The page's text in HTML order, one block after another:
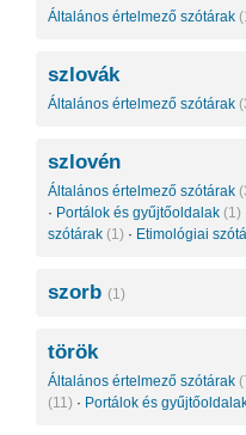
Általános értelmező szótárak
szlovák
Általános értelmező szótárak
szlovén
Általános értelmező szótárak
· Portálok és gyűjtőoldalak (1)
szótárak (1) · Etimológiai
szorb (1)
török
Általános értelmező szótárak
(11) · Portálok és